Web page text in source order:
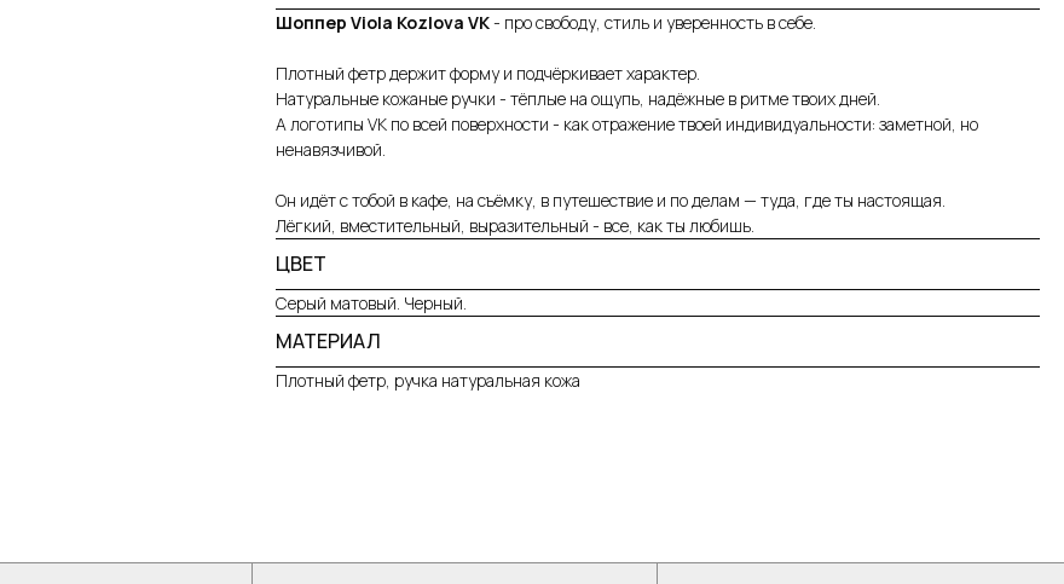
Шоппер Viola Kozlova VK- про свободу, стиль и уверенность в себе.
Плотный фетр держит форму и подчёркивает характер.
Натуральные кожаные ручки - тёплые на ощупь, надёжные в ритме твоих дней.
А логотипы VK по всей поверхности - как отражение твоей индивидуальности: заметной, но
ненавязчивой.
Он идёт с тобой в кафе, на съёмку, в путешествие и по делам — туда, где ты настоящая.
Лёгкий, вместительный, выразительный - все, как ты любишь.
ЦВЕТ
Серый матовый. Черный.
МАТЕРИАЛ
Плотный фетр, ручка натуральная кожа